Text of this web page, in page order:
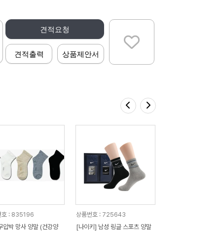
견적요청
견적출력 상품제안서
호 : 835196
압박 망사 양말 (건강양
상품번호 : 725643
[나이키] 남성 링글 스포츠 양말